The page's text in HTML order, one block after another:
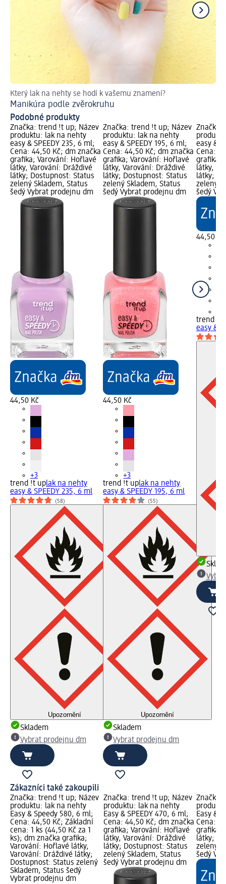
Který lak na nehty se hodí k vašemu znamení?
Manikúra podle zvěrokruhu
Podobné produkty
Značka: trend !t up; Název
produktu: lak na nehty
easy & SPEEDY 235, 6 ml;
Cena: 44,50 Kč; dm značka
grafika; Varování: Hořlavé
látky, Varování: Dráždivé
látky; Dostupnost: Status
zelený Skladem, Status
šedý Vybrat prodejnu dm
44,50 Kč
+3
trend !t uplak na nehty
easy & SPEEDY 235, 6 ml
(58)
Upozornění
Skladem
Vybrat prodejnu dm
Značka: trend !t up; Název
produktu: lak na nehty
easy & SPEEDY 195, 6 ml;
Cena: 44,50 Kč; dm značka
grafika; Varování: Hořlavé
látky, Varování: Dráždivé
látky; Dostupnost: Status
zelený Skladem, Status
šedý Vybrat prodejnu dm
44,50 Kč
+3
trend !t uplak na nehty
easy & SPEEDY 195, 6 ml
(55)
Upozornění
Skladem
Vybrat prodejnu dm
Značka:
easy &
Cena:
grafika;
látky,
látky;
zelený
šedý
44,50 Kč
trend !t
easy &
Zákazníci také zakoupili
Značka: trend !t up; Název
produktu: lak na nehty
Easy & Speedy 580, 6 ml;
Cena: 44,50 Kč; Základní
cena: 1 ks (44,50 Kč za 1
ks); dm značka grafika;
Varování: Hořlavé látky,
Varování: Dráždivé látky;
Dostupnost: Status zelený
Skladem, Status šedý
Vybrat prodejnu dm
Značka: trend !t up; Název
produktu: lak na nehty
Easy & SPEEDY 470, 6 ml;
Cena: 44,50 Kč; dm značka
grafika; Varování: Hořlavé
látky, Varování: Dráždivé
látky; Dostupnost: Status
zelený Skladem, Status
šedý Vybrat prodejnu dm
Značka:
Easy &
Cena:
grafika;
látky;
zelený
šedý